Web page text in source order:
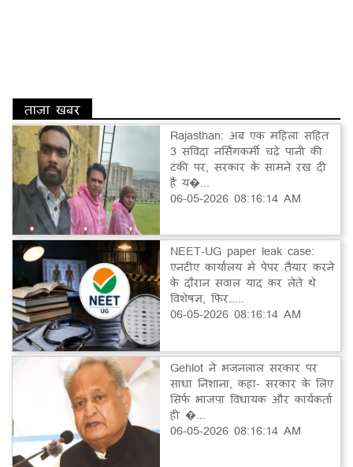
ताज़ा खबर
Rajasthan: अब एक महिला सहित
3 संविदा नर्सिंगकर्मी चढ़े पानी की
टंकी पर, सरकार के सामने रख दी
हैं य�...
06-05-2026 08:16:14 AM
NEET-UG paper leak case:
एनटीए कार्यालय में पेपर तैयार करने
के दौरान सवाल याद कर लेते थे
विशेषज्ञ, फिर…...
06-05-2026 08:16:14 AM
Gehlot ने भजनलाल सरकार पर
साधा निशाना, कहा- सरकार के लिए
सिर्फ भाजपा विधायक और कार्यकर्ता
ही �...
06-05-2026 08:16:14 AM